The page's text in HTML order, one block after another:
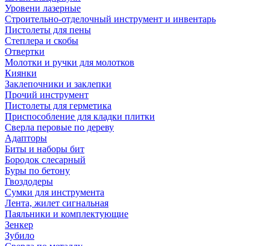
Уровени лазерные
Строительно-отделочный инструмент и инвентарь
Пистолеты для пены
Степлера и скобы
Отвертки
Молотки и ручки для молотков
Киянки
Заклепочники и заклепки
Прочий инструмент
Пистолеты для герметика
Приспособление для кладки плитки
Сверла перовые по дереву
Адапторы
Биты и наборы бит
Бородок слесарный
Буры по бетону
Гвоздодеры
Сумки для инструмента
Лента, жилет сигнальная
Паяльники и комплектующие
Зенкер
Зубило